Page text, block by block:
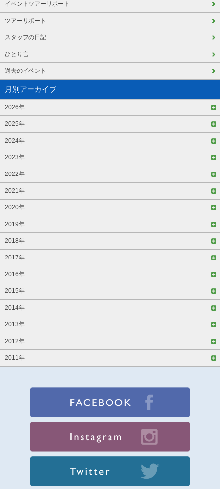
イベントツアーリポート
ツアーリポート
スタッフの日記
ひとり言
過去のイベント
月別アーカイブ
2026年
2025年
2024年
2023年
2022年
2021年
2020年
2019年
2018年
2017年
2016年
2015年
2014年
2013年
2012年
2011年